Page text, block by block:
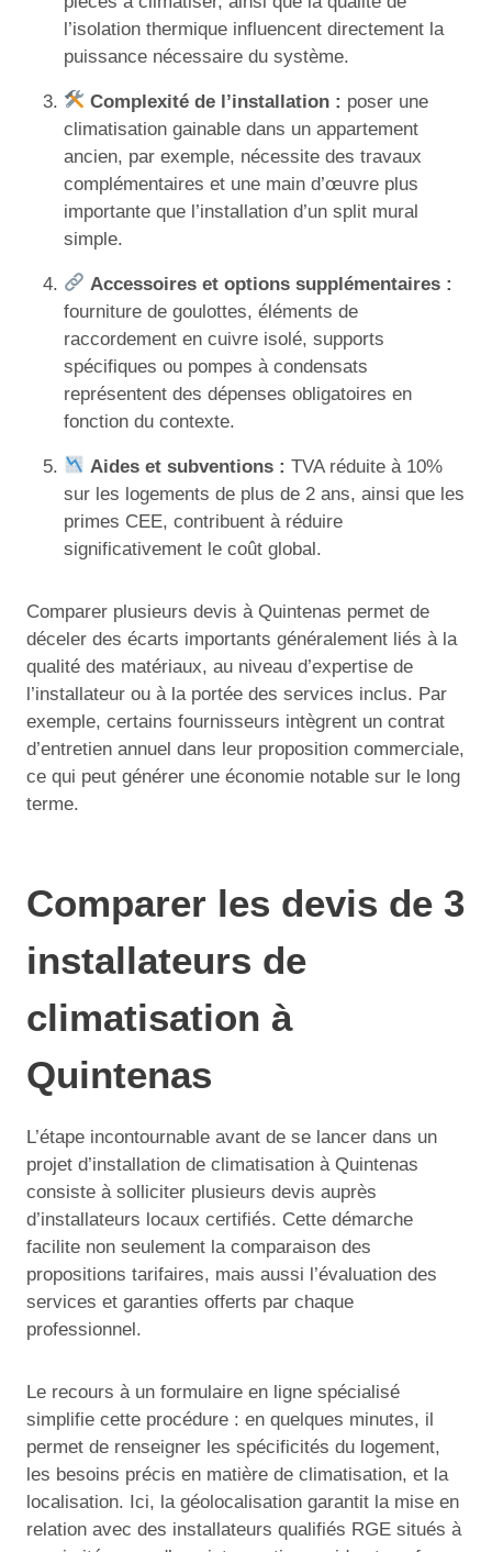
l’isolation thermique influencent directement la
puissance nécessaire du système.
Complexité de l’installation : poser une
climatisation gainable dans un appartement
ancien, par exemple, nécessite des travaux
complémentaires et une main d’œuvre plus
importante que l’installation d’un split mural
simple.
Accessoires et options supplémentaires :
fourniture de goulottes, éléments de
raccordement en cuivre isolé, supports
spécifiques ou pompes à condensats
représentent des dépenses obligatoires en
fonction du contexte.
Aides et subventions : TVA réduite à 10%
sur les logements de plus de 2 ans, ainsi que les
primes CEE, contribuent à réduire
significativement le coût global.
Comparer plusieurs devis à Quintenas permet de
déceler des écarts importants généralement liés à la
qualité des matériaux, au niveau d’expertise de
l’installateur ou à la portée des services inclus. Par
exemple, certains fournisseurs intègrent un contrat
d’entretien annuel dans leur proposition commerciale,
ce qui peut générer une économie notable sur le long
terme.
Comparer les devis de 3
installateurs de
climatisation à
Quintenas
L’étape incontournable avant de se lancer dans un
projet d’installation de climatisation à Quintenas
consiste à solliciter plusieurs devis auprès
d’installateurs locaux certifiés. Cette démarche
facilite non seulement la comparaison des
propositions tarifaires, mais aussi l’évaluation des
services et garanties offerts par chaque
professionnel.
Le recours à un formulaire en ligne spécialisé
simplifie cette procédure : en quelques minutes, il
permet de renseigner les spécificités du logement,
les besoins précis en matière de climatisation, et la
localisation. Ici, la géolocalisation garantit la mise en
relation avec des installateurs qualifiés RGE situés à